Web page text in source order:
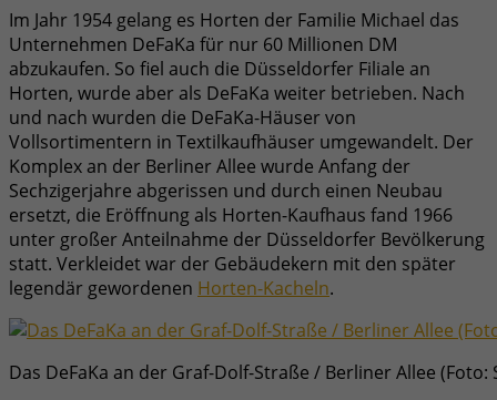
Im Jahr 1954 gelang es Horten der Familie Michael das
Unternehmen DeFaKa für nur 60 Millionen DM
abzukaufen. So fiel auch die Düsseldorfer Filiale an
Horten, wurde aber als DeFaKa weiter betrieben. Nach
und nach wurden die DeFaKa-Häuser von
Vollsortimentern in Textilkaufhäuser umgewandelt. Der
Komplex an der Berliner Allee wurde Anfang der
Sechzigerjahre abgerissen und durch einen Neubau
ersetzt, die Eröffnung als Horten-Kaufhaus fand 1966
unter großer Anteilnahme der Düsseldorfer Bevölkerung
statt. Verkleidet war der Gebäudekern mit den später
legendär gewordenen Horten-Kacheln.
Das DeFaKa an der Graf-Dolf-Straße / Berliner Allee (Foto: